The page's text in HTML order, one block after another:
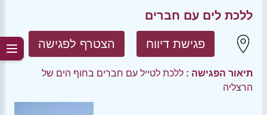
ללכת לים עם חברים
הצטרף לפגישה פגישת דיווח
תיאור הפגישה : ללכת לטייל עם חברים בחוף הים של
הרצליה